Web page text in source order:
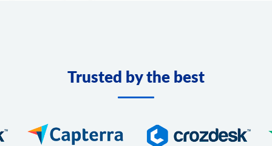
Trusted by the best